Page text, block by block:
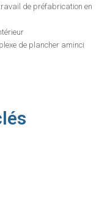
de préfabrication en
de plancher aminci